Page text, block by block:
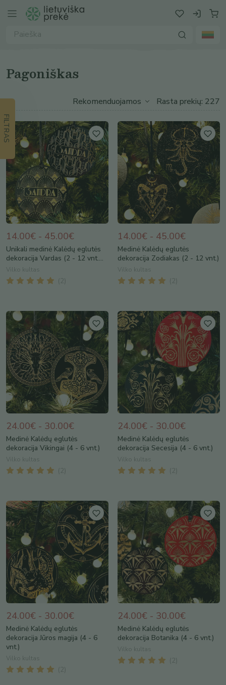
Pagoniškas
FILTRAS
Rasta prekių: 227
14.00€ - 45.00€
Unikali medinė Kalėdų eglutės
dekoracija Vardas (2 - 12 vnt....
Vilko kultas
( 2
14.00€ - 45.00€
Medinė Kalėdų eglutės
dekoracija Zodiakas (2 - 12 vnt.)
Vilko kultas
( 2
24.00€ - 30.00€
Medinė Kalėdų eglutės
dekoracija Vikingai (4 - 6 vnt.)
Vilko kultas
( 2
24.00€ - 30.00€
Medinė Kalėdų eglutės
dekoracija Secesija (4 - 6 vnt.)
Vilko kultas
( 2
24.00€ - 30.00€
Medinė Kalėdų eglutės
dekoracija Jūros magija (4 - 6
vnt.)
Vilko kultas
( 2
24.00€ - 30.00€
Medinė Kalėdų eglutės
dekoracija Botanika (4 - 6 vnt.)
Vilko kultas
( 2